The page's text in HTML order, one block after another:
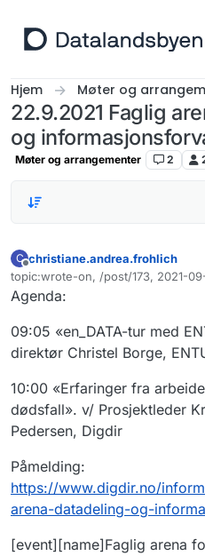
Hjem Møter og
22.9.2021 Faglig
og
Møter og arrangementer 2
C
Frakoblet
christiane.andrea.frohlich
topic:wrote-on, /post/173, 2021-09-
Sist endret av
Agenda:
09:05 «en_DATA-tur med
direktør Christel Borge,
10:00 «Erfaringer fra
dødsfall». v/ Prosjektleder
Pedersen, Digdir
Påmelding:
https://www.digdir.no/
arena-datadeling-og-
[event][name]Faglig arena